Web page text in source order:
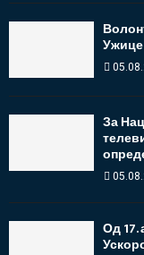
За
Од 17.